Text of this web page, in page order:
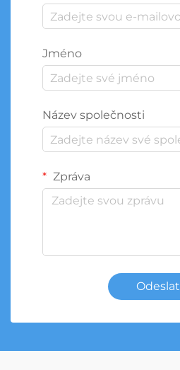
Jméno
Název společnosti
Zpráva
Odeslat